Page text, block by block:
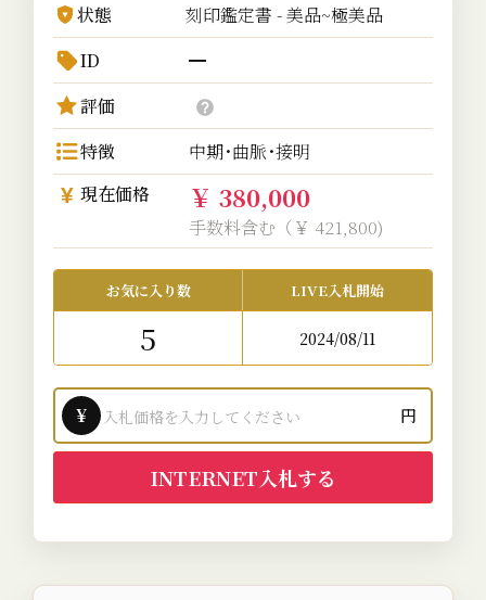
状態
刻印鑑定書 - 美品~極美品
ID
━
評価
特徴
中期･曲脈･接明
現在価格
￥ 380,000
手数料含む（￥ 421,800)
お気に入り数
5
LIVE入札開始
2024/08/11
¥ 円
INTERNET入札する